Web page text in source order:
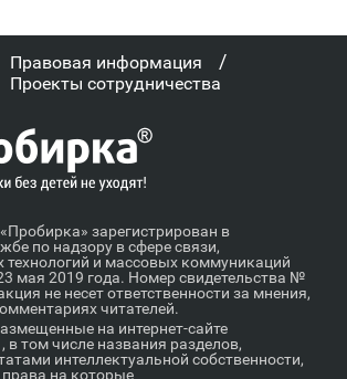
Правовая информация /
Проекты сотрудничества
зарегистрирован в
по надзору в сфере связи,
и массовых коммуникаций
мая 2019 года. Номер свидетельства №
не несет ответственности за мнения,
читателей.
на интернет-сайте
, в том числе названия разделов,
интеллектуальной собственности,
на которые